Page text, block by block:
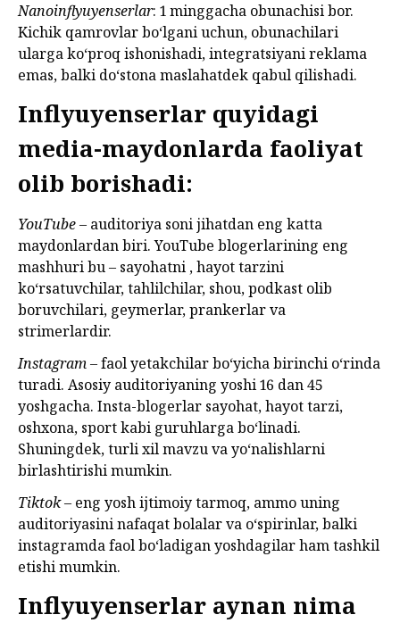
Nanoinflyuyenserlar: 1 minggacha obunachisi bor.
Kichik qamrovlar bo‘lgani uchun, obunachilari
ularga ko‘proq ishonishadi, integratsiyani reklama
emas, balki do‘stona maslahatdek qabul qilishadi.
Inflyuyenserlar quyidagi
media-maydonlarda faoliyat
olib borishadi:
YouTube– auditoriya soni jihatdan eng katta
maydonlardan biri. YouTube blogerlarining eng
mashhuri bu – sayohatni , hayot tarzini
ko‘rsatuvchilar, tahlilchilar, shou, podkast olib
boruvchilari, geymerlar, prankerlar va
strimerlardir.
Instagram– faol yetakchilar bo‘yicha birinchi o‘rinda
turadi. Asosiy auditoriyaning yoshi 16 dan 45
yoshgacha. Insta-blogerlar sayohat, hayot tarzi,
oshxona, sport kabi guruhlarga bo‘linadi.
Shuningdek, turli xil mavzu va yo‘nalishlarni
birlashtirishi mumkin.
Tiktok– eng yosh ijtimoiy tarmoq, ammo uning
auditoriyasini nafaqat bolalar va o‘spirinlar, balki
instagramda faol bo‘ladigan yoshdagilar ham tashkil
etishi mumkin.
Inflyuyenserlar aynan nima